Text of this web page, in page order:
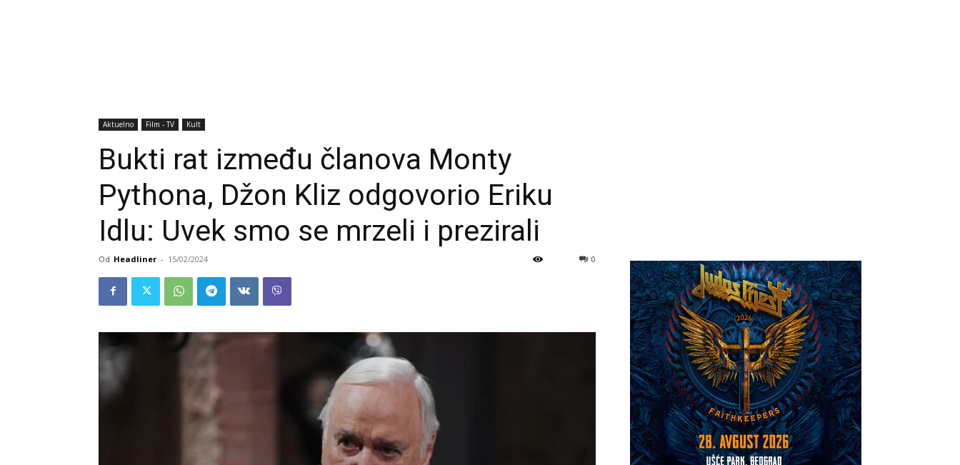
Aktuelno Film - TV Kult
Bukti rat između članova Monty
Pythona, Džon Kliz odgovorio Eriku
Idlu: Uvek smo se mrzeli i prezirali
Od Headliner - 15/02/2024 0